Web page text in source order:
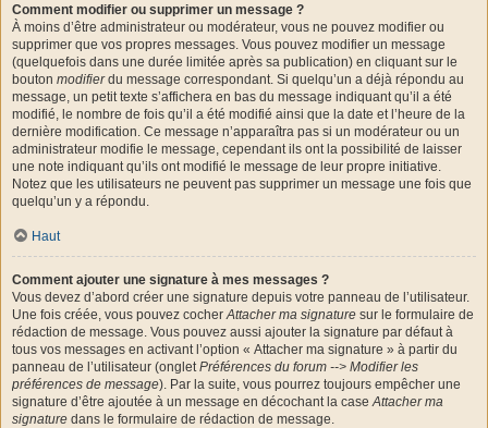
Comment modifier ou supprimer un message ?
À moins d’être administrateur ou modérateur, vous ne pouvez modifier ou
supprimer que vos propres messages. Vous pouvez modifier un message
(quelquefois dans une durée limitée après sa publication) en cliquant sur le
bouton modifierdu message correspondant. Si quelqu’un a déjà répondu au
message, un petit texte s’affichera en bas du message indiquant qu’il a été
modifié, le nombre de fois qu’il a été modifié ainsi que la date et l’heure de la
dernière modification. Ce message n’apparaîtra pas si un modérateur ou un
administrateur modifie le message, cependant ils ont la possibilité de laisser
une note indiquant qu’ils ont modifié le message de leur propre initiative.
Notez que les utilisateurs ne peuvent pas supprimer un message une fois que
quelqu’un y a répondu.
Haut
Comment ajouter une signature à mes messages ?
Vous devez d’abord créer une signature depuis votre panneau de l’utilisateur.
Une fois créée, vous pouvez cocherAttacher ma signature sur le formulaire de
rédaction de message. Vous pouvez aussi ajouter la signature par défaut à
tous vos messages en activant l’option « Attacher ma signature » à partir du
panneau de l’utilisateur (ongletPréférences du forum --> Modifier les
préférences de message). Par la suite, vous pourrez toujours empêcher une
signature d’être ajoutée à un message en décochant la caseAttacher ma
signature dans le formulaire de rédaction de message.